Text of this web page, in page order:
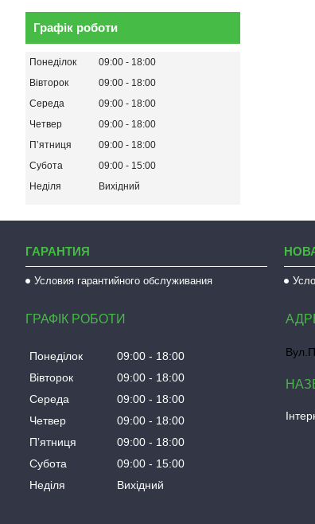
Графік роботи
Понеділок 09:00
18:00
Вівторок
09:00
18:00
Середа
09:00
18:00
Четвер
09:00
18:00
Пʼятниця
09:00
18:00
Субота
09:00
15:00
Неділя
Вихідний
ГАРАНТИЯ
Условия гарантийного обслуживания
ГРАФІК РОБОТИ
Понеділок 09:00
18:00
Вівторок
09:00
18:00
Середа
09:00
18:00
Четвер
09:00
18:00
Пʼятниця
09:00
18:00
Субота
09:00
15:00
Неділя
Вихідний